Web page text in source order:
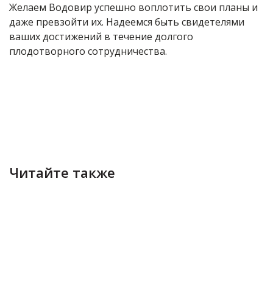
Желаем Водовир успешно воплотить свои планы и
даже превзойти их. Надеемся быть свидетелями
ваших достижений в течение долгого
плодотворного сотрудничества.
Читайте также